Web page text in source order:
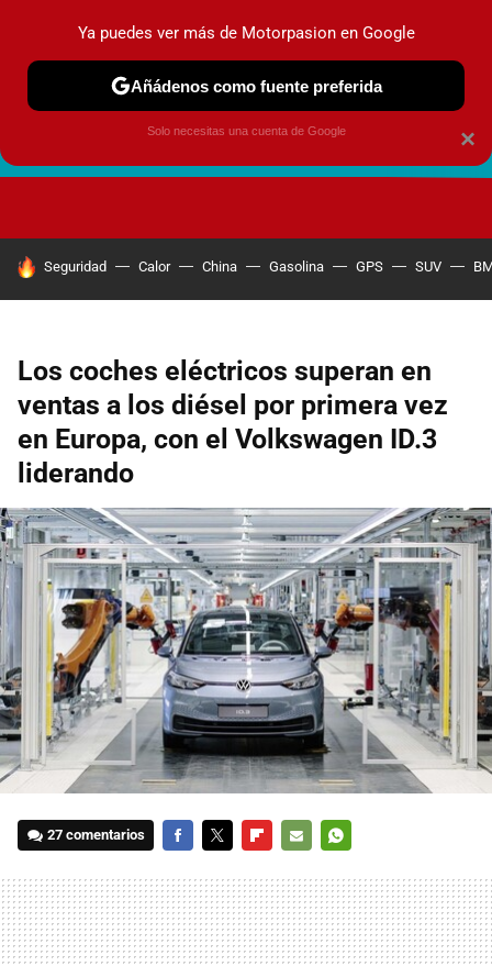
HOY SE HABLA DE
Seguridad Calor China Gasolina GPS SUV
Los coches eléctricos superan en
ventas a los diésel por primera vez
en Europa, con el Volkswagen ID.3
liderando
27 comentarios
MAIL
×
Ya puedes ver más de Motorpasion en Google
Añádenos como fuente preferida
Solo necesitas una cuenta de Google